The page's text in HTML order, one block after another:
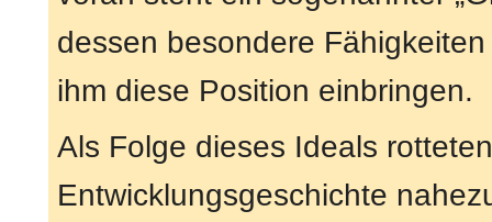
dessen besondere
ihm diese Position einbringen.
Als Folge dieses Ideals
Entwicklungsgeschichte